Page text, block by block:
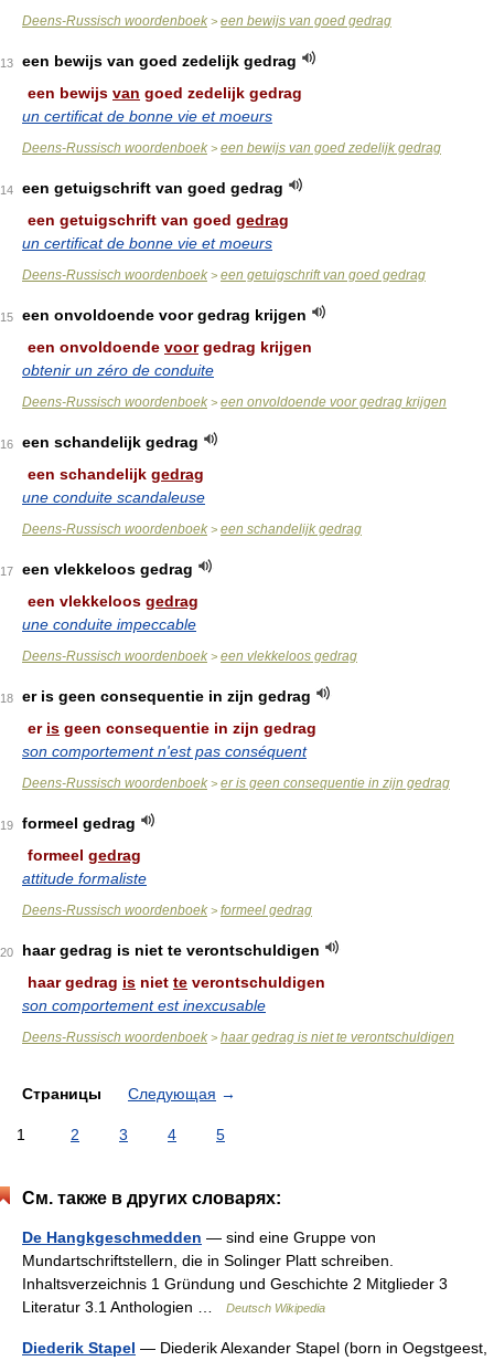
Deens-Russisch woordenboek > een bewijs van goed gedrag
13
een bewijs van goed zedelijk gedrag
een bewijs van goed zedelijk gedrag
un certificat de bonne vie et moeurs
Deens-Russisch woordenboek > een bewijs van goed zedelijk gedrag
14
een getuigschrift van goed gedrag
een getuigschrift van goed gedrag
un certificat de bonne vie et moeurs
Deens-Russisch woordenboek > een getuigschrift van goed gedrag
15
een onvoldoende voor gedrag krijgen
een onvoldoende voorgedrag krijgen
obtenir un zéro de conduite
Deens-Russisch woordenboek > een onvoldoende voor gedrag krijgen
16
een schandelijk gedrag
een schandelijk gedrag
une conduite scandaleuse
Deens-Russisch woordenboek > een schandelijk gedrag
17
een vlekkeloos gedrag
een vlekkeloos gedrag
une conduite impeccable
Deens-Russisch woordenboek > een vlekkeloos gedrag
18
er is geen consequentie in zijn gedrag
er is geen consequentie in zijn gedrag
son comportement n'est pas conséquent
Deens-Russisch woordenboek > er is geen consequentie in zijn gedrag
19
formeel gedrag
formeel gedrag
attitude formaliste
Deens-Russisch woordenboek > formeel gedrag
20
haar gedrag is niet te verontschuldigen
haar gedrag is niet te verontschuldigen
son comportement est inexcusable
Deens-Russisch woordenboek > haar gedrag is niet te verontschuldigen
Страницы Следующая →
1 2 3 4 5
См. также в других словарях:
De Hangkgeschmedden — sind eine Gruppe von
Mundartschriftstellern, die in Solinger Platt schreiben.
Inhaltsverzeichnis 1 Gründung und Geschichte 2 Mitglieder 3
Literatur 3.1 Anthologien …
Deutsch Wikipedia
Diederik Stapel — Diederik Alexander Stapel (born in Oegstgeest,